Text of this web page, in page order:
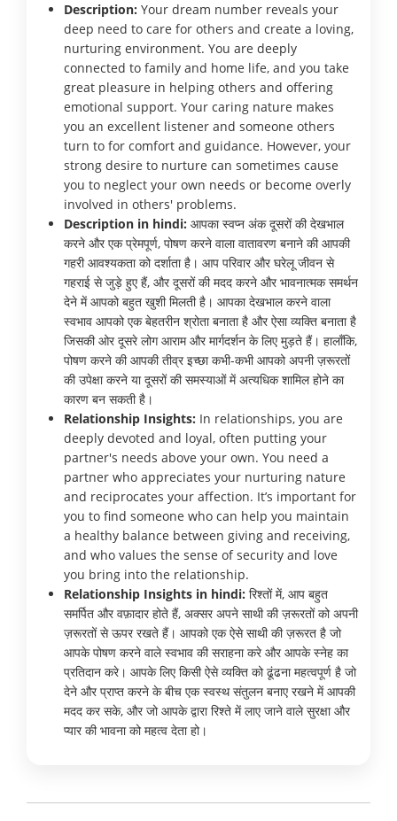
Description: Your dream number reveals your
deep need to care for others and create a loving,
nurturing environment. You are deeply
connected to family and home life, and you take
great pleasure in helping others and offering
emotional support. Your caring nature makes
you an excellent listener and someone others
turn to for comfort and guidance. However, your
strong desire to nurture can sometimes cause
you to neglect your own needs or become overly
involved in others' problems.
Description in hindi: आपका स्वप्न अंक दूसरों की देखभाल
करने और एक प्रेमपूर्ण, पोषण करने वाला वातावरण बनाने की आपकी
गहरी आवश्यकता को दर्शाता है। आप परिवार और घरेलू जीवन से
गहराई से जुड़े हुए हैं, और दूसरों की मदद करने और भावनात्मक समर्थन
देने में आपको बहुत खुशी मिलती है। आपका देखभाल करने वाला
स्वभाव आपको एक बेहतरीन श्रोता बनाता है और ऐसा व्यक्ति बनाता है
जिसकी ओर दूसरे लोग आराम और मार्गदर्शन के लिए मुड़ते हैं। हालाँकि,
पोषण करने की आपकी तीव्र इच्छा कभी-कभी आपको अपनी ज़रूरतों
की उपेक्षा करने या दूसरों की समस्याओं में अत्यधिक शामिल होने का
कारण बन सकती है।
Relationship Insights: In relationships, you are
deeply devoted and loyal, often putting your
partner's needs above your own. You need a
partner who appreciates your nurturing nature
and reciprocates your affection. It’s important for
you to find someone who can help you maintain
a healthy balance between giving and receiving,
and who values the sense of security and love
you bring into the relationship.
Relationship Insights in hindi: रिश्तों में, आप बहुत
समर्पित और वफ़ादार होते हैं, अक्सर अपने साथी की ज़रूरतों को अपनी
ज़रूरतों से ऊपर रखते हैं। आपको एक ऐसे साथी की ज़रूरत है जो
आपके पोषण करने वाले स्वभाव की सराहना करे और आपके स्नेह का
प्रतिदान करे। आपके लिए किसी ऐसे व्यक्ति को ढूंढना महत्वपूर्ण है जो
देने और प्राप्त करने के बीच एक स्वस्थ संतुलन बनाए रखने में आपकी
मदद कर सके, और जो आपके द्वारा रिश्ते में लाए जाने वाले सुरक्षा और
प्यार की भावना को महत्व देता हो।